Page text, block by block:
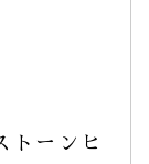
トーンヒ